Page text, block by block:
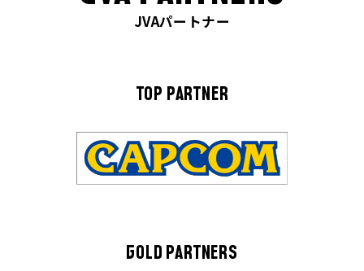
JVAパートナー
TOP PARTNER
GOLD PARTNERS